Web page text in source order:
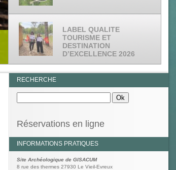
LABEL QUALITE
TOURISME ET
DESTINATION
D’EXCELLENCE 2026
RECHERCHE
Réservations en ligne
INFORMATIONS PRATIQUES
Site Archéologique de GISACUM
8 rue des thermes 27930 Le Vieil-Evreux